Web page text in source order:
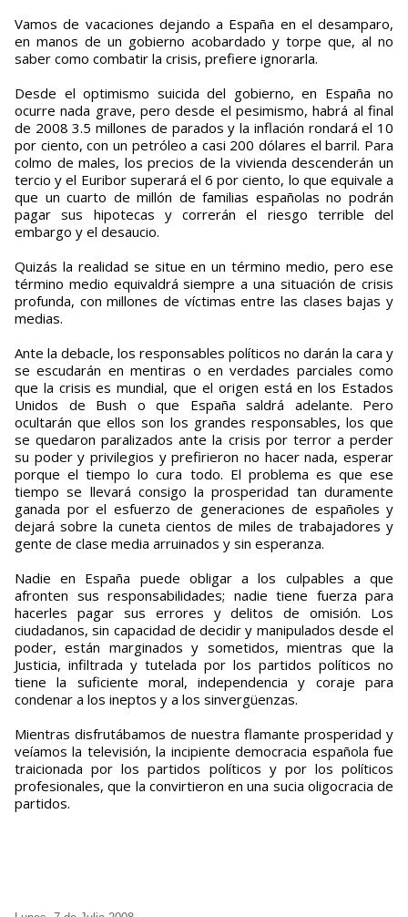
Vamos de vacaciones dejando a España en el desamparo,
en manos de un gobierno acobardado y torpe que, al no
saber como combatir la crisis, prefiere ignorarla.
Desde el optimismo suicida del gobierno, en España no
ocurre nada grave, pero desde el pesimismo, habrá al final
de 2008 3.5 millones de parados y la inflación rondará el 10
por ciento, con un petróleo a casi 200 dólares el barril. Para
colmo de males, los precios de la vivienda descenderán un
tercio y el Euribor superará el 6 por ciento, lo que equivale a
que un cuarto de millón de familias españolas no podrán
pagar sus hipotecas y correrán el riesgo terrible del
embargo y el desaucio.
Quizás la realidad se situe en un término medio, pero ese
término medio equivaldrá siempre a una situación de crisis
profunda, con millones de víctimas entre las clases bajas y
medias.
Ante la debacle, los responsables políticos no darán la cara y
se escudarán en mentiras o en verdades parciales como
que la crisis es mundial, que el origen está en los Estados
Unidos de Bush o que España saldrá adelante. Pero
ocultarán que ellos son los grandes responsables, los que
se quedaron paralizados ante la crisis por terror a perder
su poder y privilegios y prefirieron no hacer nada, esperar
porque el tiempo lo cura todo. El problema es que ese
tiempo se llevará consigo la prosperidad tan duramente
ganada por el esfuerzo de generaciones de españoles y
dejará sobre la cuneta cientos de miles de trabajadores y
gente de clase media arruinados y sin esperanza.
Nadie en España puede obligar a los culpables a que
afronten sus responsabilidades; nadie tiene fuerza para
hacerles pagar sus errores y delitos de omisión. Los
ciudadanos, sin capacidad de decidir y manipulados desde el
poder, están marginados y sometidos, mientras que la
Justicia, infiltrada y tutelada por los partidos políticos no
tiene la suficiente moral, independencia y coraje para
condenar a los ineptos y a los sinvergüenzas.
Mientras disfrutábamos de nuestra flamante prosperidad y
veíamos la televisión, la incipiente democracia española fue
traicionada por los partidos políticos y por los políticos
profesionales, que la convirtieron en una sucia oligocracia de
partidos.